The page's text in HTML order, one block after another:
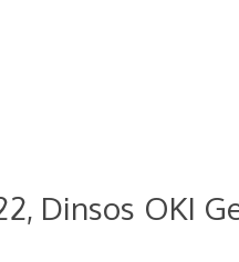
Dinsos OKI